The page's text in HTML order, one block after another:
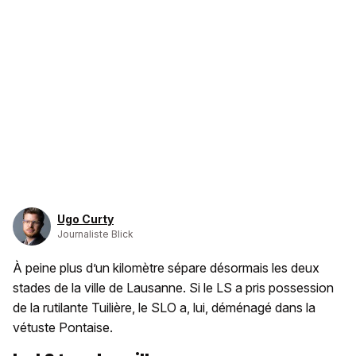
Ugo Curty
Journaliste Blick
À peine plus d’un kilomètre sépare désormais les deux
stades de la ville de Lausanne. Si le LS a pris possession
de la rutilante Tuilière, le SLO a, lui, déménagé dans la
vétuste Pontaise.